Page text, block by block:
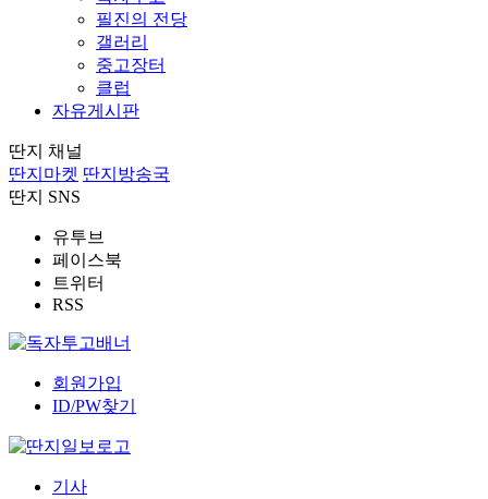
필진의 전당
갤러리
중고장터
클럽
자유게시판
딴지 채널
딴지마켓 딴지방송국
딴지 SNS
유투브
페이스북
트위터
RSS
회원가입
ID/PW찾기
기사